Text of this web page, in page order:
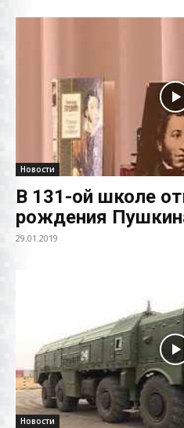
Новости
В 131-ой школе
рождения
29.01.2019
Новости